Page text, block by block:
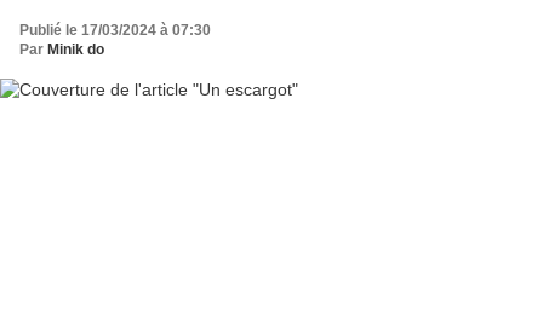
Publié le 17/03/2024 à 07:30
Par Minik do